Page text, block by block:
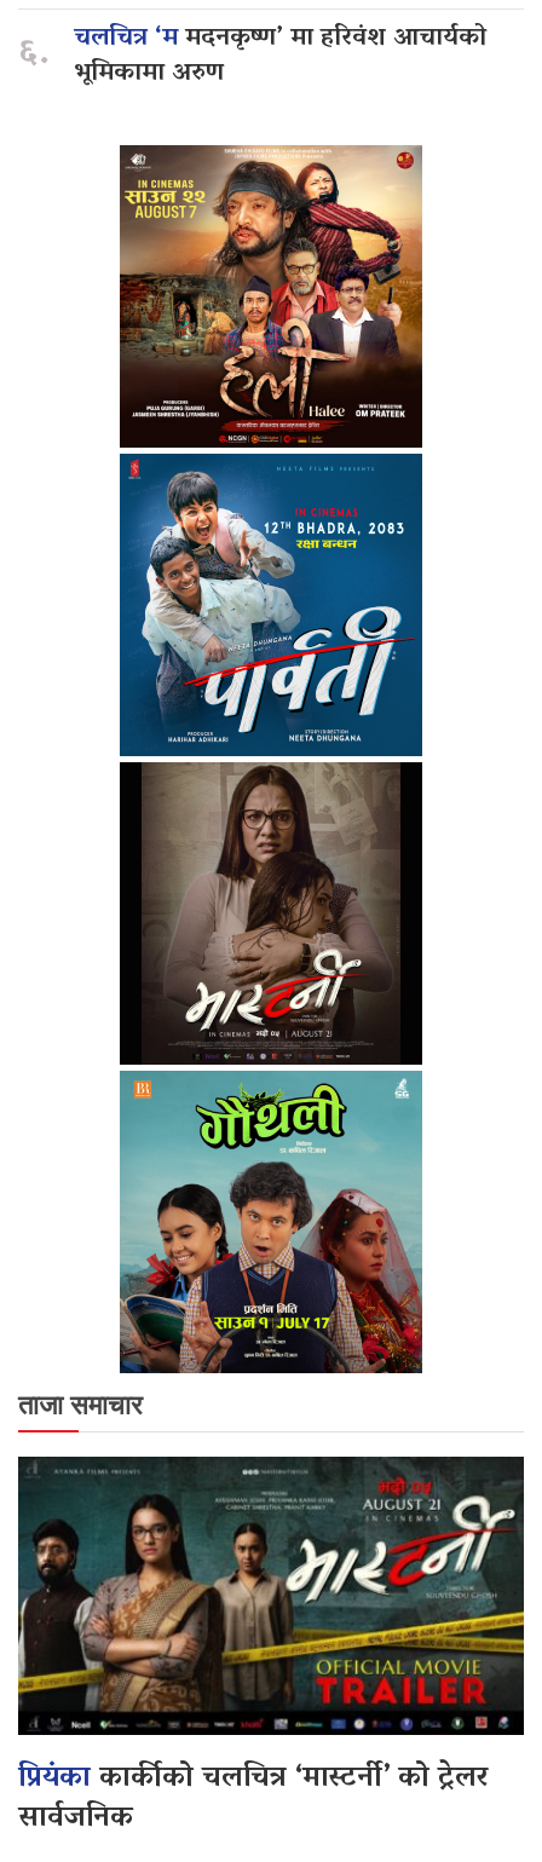
६. चलचित्र ‘ममदनकृष्ण’ मा हरिवंश आचार्यको
भूमिकामा अरुण
ताजा समाचार
प्रियंकाकार्कीको चलचित्र ‘मास्टर्नी’ को ट्रेलर
सार्वजनिक